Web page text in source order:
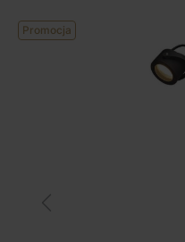
Promocja